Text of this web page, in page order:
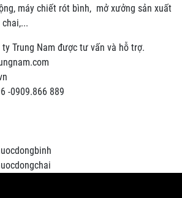
máy chiết rót bình, mở xưởng sản xuất
Trung Nam được tư vấn và hỗ trợ.
-0909.866 889